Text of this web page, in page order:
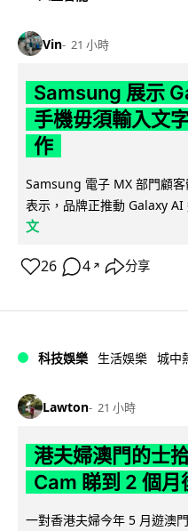
Vin 21 小時
Samsung 展示
手機毋須輸入文
作
Samsung 電子 MX 部門顧
表示，品牌正推動 Galaxy
文
26 4 ↗ 分享
科技娛樂 生活娛樂 城中
Lawton 21 小時
港夫婦澳門的士
Cam 睇到 2 個月
一對香港夫婦今年 5 月遊澳